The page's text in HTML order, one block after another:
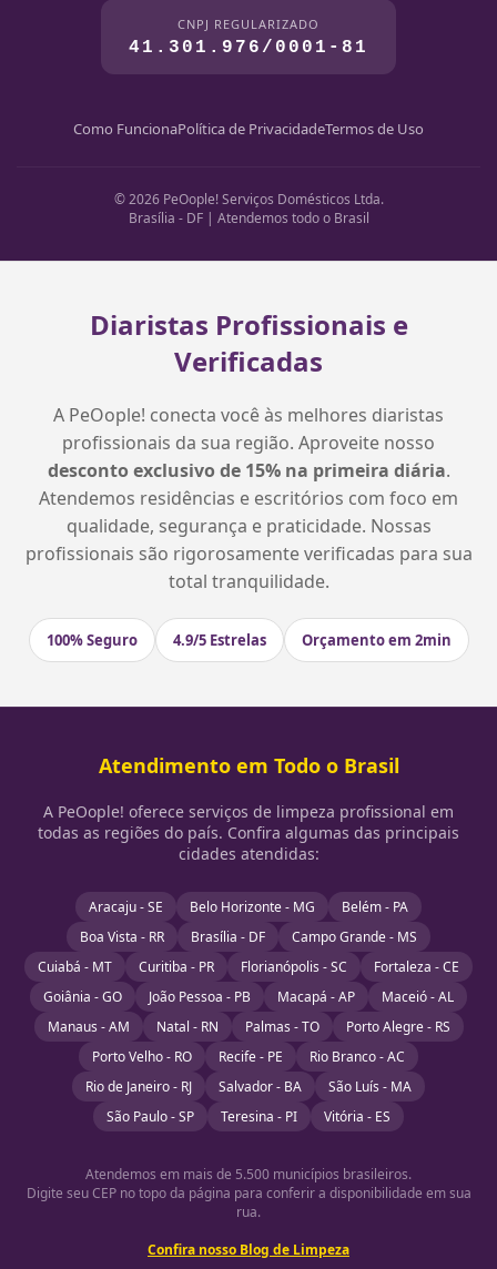
CNPJ REGULARIZADO
41.301.976/0001-81
Como FuncionaPolítica de PrivacidadeTermos de Uso
© 2026 PeOople! Serviços Domésticos Ltda.
Brasília - DF | Atendemos todo o Brasil
Diaristas Profissionais e
Verificadas
A PeOople! conecta você às melhores diaristas
profissionais da sua região. Aproveite nosso
desconto exclusivo de 15% na primeira diária.
Atendemos residências e escritórios com foco em
qualidade, segurança e praticidade. Nossas
profissionais são rigorosamente verificadas para sua
total tranquilidade.
100% Seguro 4.9/5 Estrelas Orçamento em 2min
Atendimento em Todo o Brasil
A PeOople! oferece serviços de limpeza profissional em
todas as regiões do país. Confira algumas das principais
cidades atendidas:
Aracaju - SE Belo Horizonte - MG
Belém - PA
Boa Vista - RR
Brasília - DF
Campo Grande - MS
Cuiabá - MT
Curitiba - PR Florianópolis - SC
Fortaleza - CE
Goiânia - GO
João Pessoa - PB Macapá - AP
Maceió - AL
Manaus - AM
Natal - RN Palmas - TO
Porto Alegre - RS
Porto Velho - RO
Recife - PE
Rio Branco - AC
Rio de Janeiro - RJ
Salvador - BA
São Luís - MA
São Paulo - SP
Teresina - PI Vitória - ES
Atendemos em mais de 5.500 municípios brasileiros.
Digite seu CEP no topo da página para conferir a disponibilidade em sua
rua.
Confira nosso Blog de Limpeza